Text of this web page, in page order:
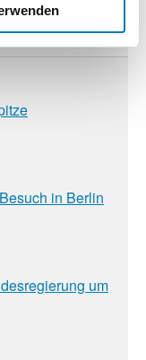
in Berlin
um